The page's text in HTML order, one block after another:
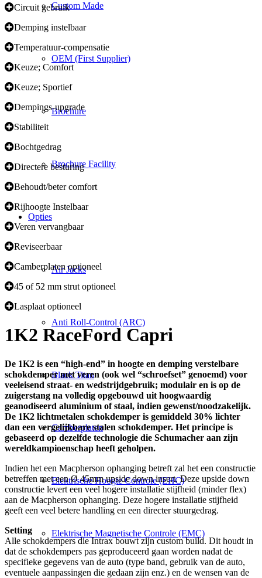
Custom Made
OEM (First Supplier)
Brochure
Brochure Facility
Opties
Air Jacks
Anti Roll-Control (ARC)
Black Titan
Camberplaten
Elektrische Hoogte Controle (EHC)
Elektrische Magnetische Controle (EMC)
Circuit gebruik
Demping instelbaar
Temperatuur-compensatie
Keuze; Comfort
Keuze; Sportief
Dempings-upgrade
Stabiliteit
Bochtgedrag
Directere besturing
Behoudt/beter comfort
Rijhoogte Instelbaar
Veren vervangbaar
Reviseerbaar
Camberplaten optioneel
45 of 52 mm strut optioneel
Lasplaat optioneel
1K2 RaceFord Capri
De 1K2 is een “high-end” in hoogte en demping verstelbare
schokdemper met veren (ook wel “schroefset” genoemd) voor
veeleisend straat- en wedstrijdgebruik; modulair en is op de
zuigerstang na volledig opgebouwd uit hoogwaardig
geanodiseerd aluminium of staal, indien gewenst/noodzakelijk.
De 1K2 lichtmetalen schokdemper is gemiddeld 30% lichter
dan een vergelijkbare stalen schokdemper. Het principe is
gebaseerd op dezelfde technologie die Schumacher aan zijn
wereldkampioenschap heeft geholpen.
Indien het een Macpherson ophanging betreft zal het een constructie
betreffen met een Ø 45mm upside down insert. Deze upside down
constructie levert een veel hogere installatie stijfheid (minder flex)
aan de Macpherson ophanging. Deze hogere installatie stijfheid
geeft een veel betere handling en een directer stuurgedrag.
Setting
Alle schokdempers die Intrax bouwt zijn custom build. Dit houdt in
dat de schokdempers pas geproduceerd gaan worden nadat de
specifieke gegevens van de auto (type band, gebruik van de auto,
eventuele aanpassingen die gedaan zijn enz.) en de wensen van de